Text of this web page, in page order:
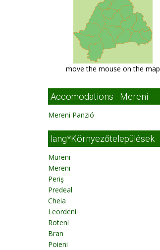
move the mouse on the map
Accomodations - Mereni
Mereni Panzió
lang*Környezőtelepülések
Mureni
Mereni
Periş
Predeal
Cheia
Leordeni
Roteni
Bran
Poieni